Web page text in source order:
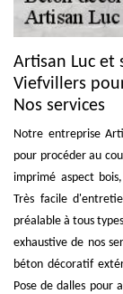
Artisan Luc et
Viefvillers
Nos services
Notre entreprise
pour procéder au
imprimé aspect
Très facile
préalable à tous
exhaustive de nos
béton décoratif
Pose de dalles pour